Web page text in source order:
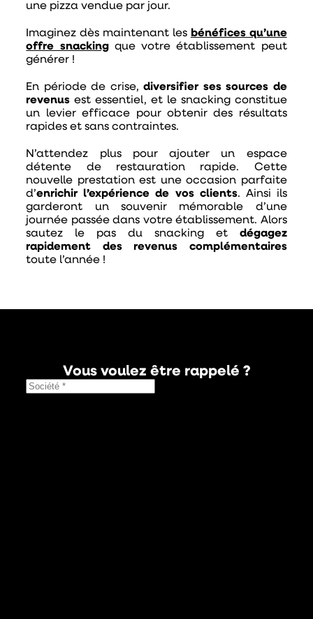
une pizza vendue par jour.
Imaginez dès maintenant les bénéfices qu’une
offre snackingque votre établissement peut
générer !
En période de crise,diversifier ses sources de
revenus est essentiel, et le snacking constitue
un levier efficace pour obtenir des résultats
rapides et sans contraintes.
N’attendez plus pour ajouter un espace
détente de restauration rapide. Cette
nouvelle prestation est une occasion parfaite
d’enrichir l’expérience de vos clients. Ainsi ils
garderont un souvenir mémorable d’une
journée passée dans votre établissement. Alors
sautez le pas du snacking et dégagez
rapidement des revenus complémentaires
toute l’année !
Vous voulez être rappelé ?